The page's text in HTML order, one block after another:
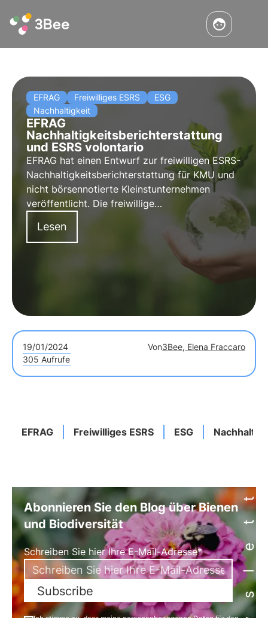
EFRAG Freiwilliges ESRS
ESG
Nachhaltigkeit
EFRAG
Nachhaltigkeitsberichterstattung
und ESRS volontario
EFRAG hat einen Entwurf zur freiwilligen ESRS-
Nachhaltigkeitsberichterstattung für KMU und
nicht börsennotierte Kleinstunternehmen
veröffentlicht. Die freiwillige
Nachhaltigkeitsberichterstattung ist ein Schritt
nach vorn für Unternehmen, die ESG-Ziele
erreichen wollen.
Lesen
19/01/2024 Von3Bee, Elena Fraccaro
305 Aufrufe
EFRAG Freiwilliges ESRS ESG Newsletter
Abonnieren Sie den Blog über Bienen
und Biodiversität
Schreiben Sie hier Ihre E-Mail-Adresse*
Subscribe